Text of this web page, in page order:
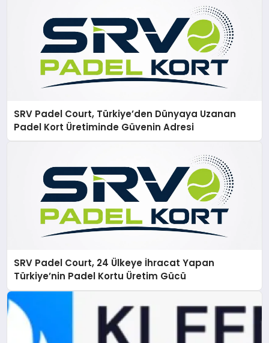
SRV Padel Court, Türkiye’den Dünyaya Uzanan
Padel Kort Üretiminde Güvenin Adresi
SRV Padel Court, 24 Ülkeye İhracat Yapan
Türkiye’nin Padel Kortu Üretim Gücü